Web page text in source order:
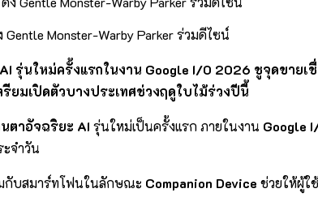
Monster-Warby Parker ร่วมดีไซน์
รุ่นใหม่ครั้งแรกในงาน Google I/O 2026 ชูจุดขา
รียมเปิดตัวบางประเทศช่วงฤดูใบไม้ร่วงปีนี้
ตาอัจฉริยะ AI รุ่นใหม่เป็นครั้งแรก ภายในงาน Google
จำวัน
กับสมาร์ทโฟนในลักษณะ Companion Device ช่วยให้ผู้ใ